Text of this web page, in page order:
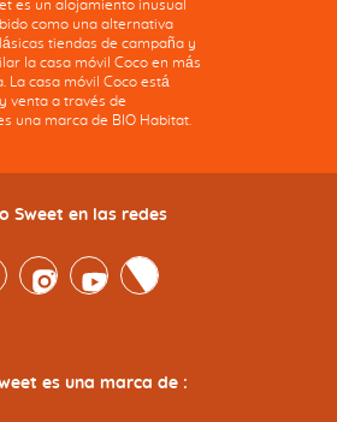
es un alojamiento inusual
como una alternativa
tiendas de campaña y
la casa móvil Coco en más
La casa móvil Coco está
venta a través de
una marca de BIO Habitat.
Sweet en las redes
InstagramYoutubeTwitter
es una marca de :